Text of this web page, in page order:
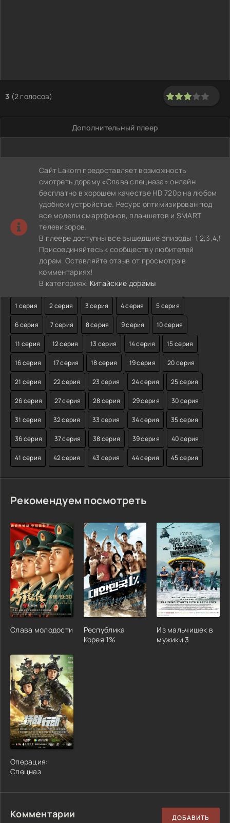
3 (2 голосов)
Дополнительный плеер
Сайт Lakorn предоставляет возможность
смотреть дораму «Слава спецназа» онлайн
бесплатно в хорошем качестве HD 720p на любом
удобном устройстве. Ресурс оптимизирован под
все модели смартфонов, планшетов и SMART
телевизоров.
В плеере доступны все вышедшие эпизоды:
Присоединяйтесь к сообществу любителей
дорам. Оставляйте отзыв от просмотра в
комментариях!
В категориях: Китайские дорамы
1 серия 2 серия 3 серия 4 серия 5 серия
6 серия 7 серия 8 серия 9 серия 10 серия
11 серия 12 серия 13 серия 14 серия 15 серия
16 серия 17 серия 18 серия 19 серия 20 серия
21 серия 22 серия 23 серия 24 серия 25 серия
26 серия 27 серия 28 серия 29 серия 30 серия
31 серия 32 серия 33 серия 34 серия 35 серия
36 серия 37 серия 38 серия 39 серия 40 серия
41 серия 42 серия 43 серия 44 серия 45 серия
Рекомендуем посмотреть
Слава молодости
Республика
Корея 1%
Из мальчишек в
мужики 3
Операция:
Спецназ
Комментарии ДОБАВИТЬ